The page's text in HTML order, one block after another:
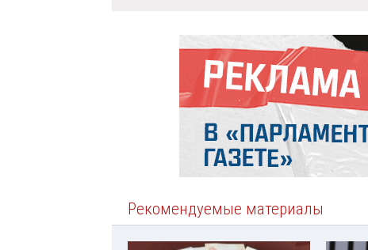
Рекомендуемые материалы